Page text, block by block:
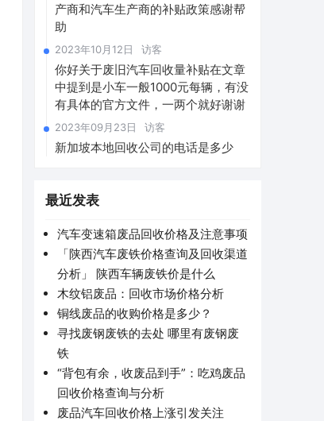
产商和汽车生产商的补贴政策感谢帮
助
2023年10月12日 访客
你好关于废旧汽车回收量补贴在文章
中提到是小车一般1000元每辆，有没
有具体的官方文件，一两个就好谢谢
2023年09月23日 访客
新加坡本地回收公司的电话是多少
最近发表
汽车变速箱废品回收价格及注意事项
「陕西汽车废铁价格查询及回收渠道
分析」 陕西车辆废铁价是什么
木纹铝废品：回收市场价格分析
铜线废品的收购价格是多少？
寻找废钢废铁的去处 哪里有废钢废
铁
“背包有余，收废品到手”：吃鸡废品
回收价格查询与分析
废品汽车回收价格上涨引发关注